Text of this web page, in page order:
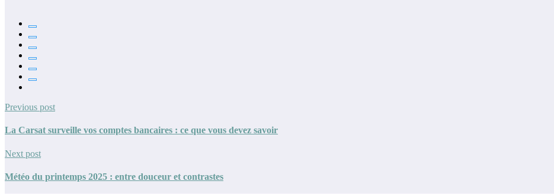
Previous post
La Carsat surveille vos comptes bancaires : ce que vous devez savoir
Next post
Météo du printemps 2025 : entre douceur et contrastes